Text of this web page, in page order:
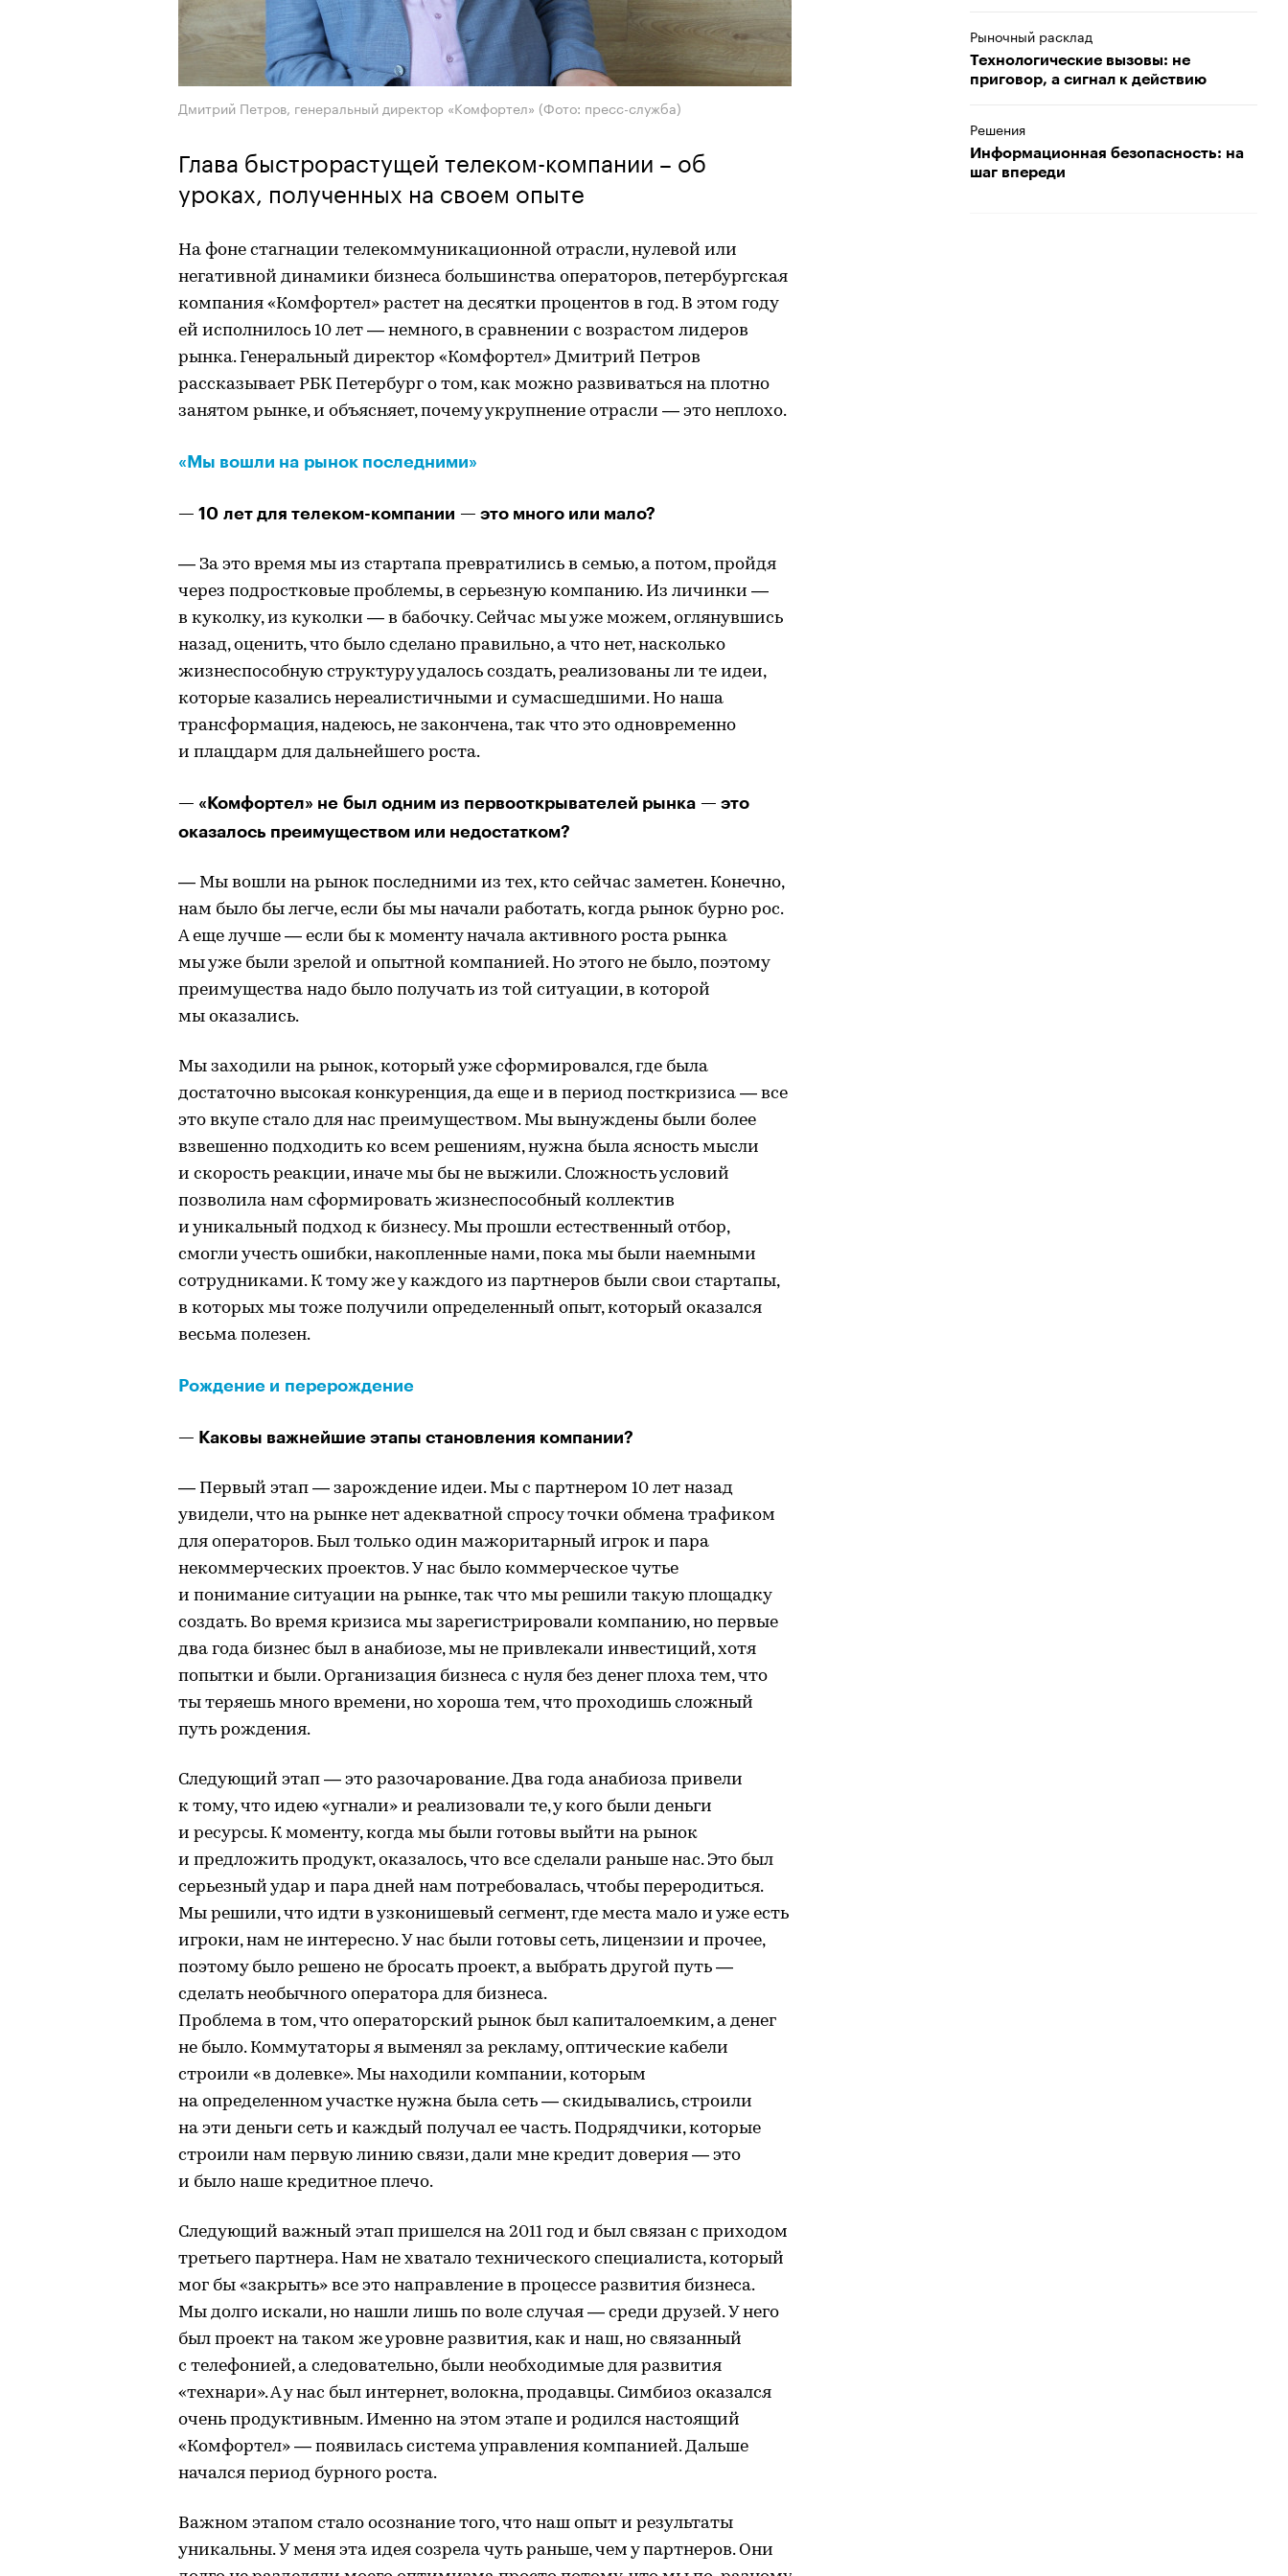
Дмитрий Петров, генеральный директор «Комфортел» (Фото: пресс-служба)
Глава быстрорастущей телеком-компании – об
уроках, полученных на своем опыте
На фоне стагнации телекоммуникационной отрасли, нулевой или
негативной динамики бизнеса большинства операторов, петербургская
компания «Комфортел» растет на десятки процентов в год. В этом году
ей исполнилось 10 лет — немного, в сравнении с возрастом лидеров
рынка. Генеральный директор «Комфортел» Дмитрий Петров
рассказывает РБК Петербург о том, как можно развиваться на плотно
занятом рынке, и объясняет, почему укрупнение отрасли — это неплохо.
«Мы вошли на рынок последними»
— 10 лет для телеком-компании — это много или мало?
— За это время мы из стартапа превратились в семью, а потом, пройдя
через подростковые проблемы, в серьезную компанию. Из личинки —
в куколку, из куколки — в бабочку. Сейчас мы уже можем, оглянувшись
назад, оценить, что было сделано правильно, а что нет, насколько
жизнеспособную структуру удалось создать, реализованы ли те идеи,
которые казались нереалистичными и сумасшедшими. Но наша
трансформация, надеюсь, не закончена, так что это одновременно
и плацдарм для дальнейшего роста.
— «Комфортел» не был одним из первооткрывателей рынка — это
оказалось преимуществом или недостатком?
— Мы вошли на рынок последними из тех, кто сейчас заметен. Конечно,
нам было бы легче, если бы мы начали работать, когда рынок бурно рос.
А еще лучше — если бы к моменту начала активного роста рынка
мы уже были зрелой и опытной компанией. Но этого не было, поэтому
преимущества надо было получать из той ситуации, в которой
мы оказались.
Мы заходили на рынок, который уже сформировался, где была
достаточно высокая конкуренция, да еще и в период посткризиса — все
это вкупе стало для нас преимуществом. Мы вынуждены были более
взвешенно подходить ко всем решениям, нужна была ясность мысли
и скорость реакции, иначе мы бы не выжили. Сложность условий
позволила нам сформировать жизнеспособный коллектив
и уникальный подход к бизнесу. Мы прошли естественный отбор,
смогли учесть ошибки, накопленные нами, пока мы были наемными
сотрудниками. К тому же у каждого из партнеров были свои стартапы,
в которых мы тоже получили определенный опыт, который оказался
весьма полезен.
Рождение и перерождение
— Каковы важнейшие этапы становления компании?
— Первый этап — зарождение идеи. Мы с партнером 10 лет назад
увидели, что на рынке нет адекватной спросу точки обмена трафиком
для операторов. Был только один мажоритарный игрок и пара
некоммерческих проектов. У нас было коммерческое чутье
и понимание ситуации на рынке, так что мы решили такую площадку
создать. Во время кризиса мы зарегистрировали компанию, но первые
два года бизнес был в анабиозе, мы не привлекали инвестиций, хотя
попытки и были. Организация бизнеса с нуля без денег плоха тем, что
ты теряешь много времени, но хороша тем, что проходишь сложный
путь рождения.
Следующий этап — это разочарование. Два года анабиоза привели
к тому, что идею «угнали» и реализовали те, у кого были деньги
и ресурсы. К моменту, когда мы были готовы выйти на рынок
и предложить продукт, оказалось, что все сделали раньше нас. Это был
серьезный удар и пара дней нам потребовалась, чтобы переродиться.
Мы решили, что идти в узконишевый сегмент, где места мало и уже есть
игроки, нам не интересно. У нас были готовы сеть, лицензии и прочее,
поэтому было решено не бросать проект, а выбрать другой путь —
сделать необычного оператора для бизнеса.
Проблема в том, что операторский рынок был капиталоемким, а денег
не было. Коммутаторы я выменял за рекламу, оптические кабели
строили «в долевке». Мы находили компании, которым
на определенном участке нужна была сеть — скидывались, строили
на эти деньги сеть и каждый получал ее часть. Подрядчики, которые
строили нам первую линию связи, дали мне кредит доверия — это
и было наше кредитное плечо.
Следующий важный этап пришелся на 2011 год и был связан с приходом
третьего партнера. Нам не хватало технического специалиста, который
мог бы «закрыть» все это направление в процессе развития бизнеса.
Мы долго искали, но нашли лишь по воле случая — среди друзей. У него
был проект на таком же уровне развития, как и наш, но связанный
с телефонией, а следовательно, были необходимые для развития
«технари». А у нас был интернет, волокна, продавцы. Симбиоз оказался
очень продуктивным. Именно на этом этапе и родился настоящий
«Комфортел» — появилась система управления компанией. Дальше
начался период бурного роста.
Важном этапом стало осознание того, что наш опыт и результаты
уникальны. У меня эта идея созрела чуть раньше, чем у партнеров. Они
Рыночный расклад
Технологические вызовы: не
приговор, а сигнал к действию
Решения
Информационная безопасность: на
шаг впереди